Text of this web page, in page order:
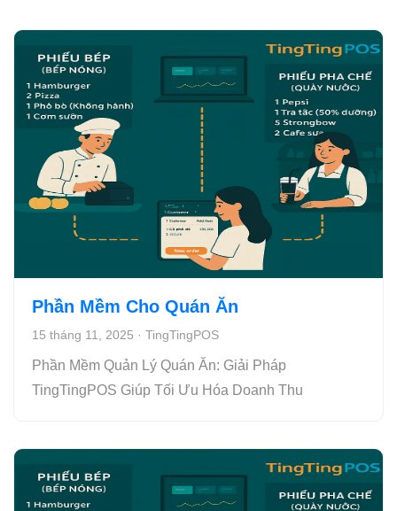
Phần Mềm Cho Quán Ăn
15 tháng 11, 2025 · TingTingPOS
Phần Mềm Quản Lý Quán Ăn: Giải Pháp
TingTingPOS Giúp Tối Ưu Hóa Doanh Thu